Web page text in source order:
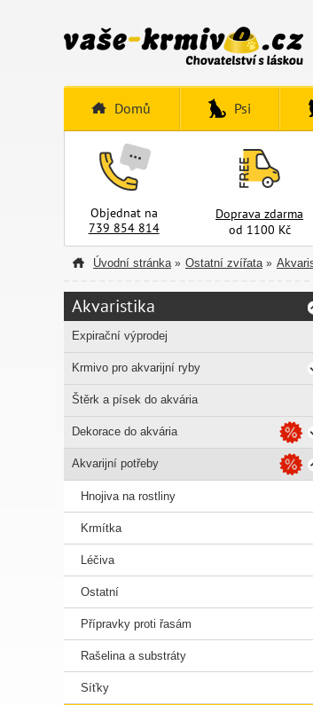
Domů Psi
Objednat na
739 854 814
Doprava zdarma
od 1100 Kč
Úvodní stránka » Ostatní zvířata »
Akvaristika
Expirační výprodej
Krmivo pro akvarijní ryby
Štěrk a písek do akvária
Dekorace do akvária
Akvarijní potřeby
Hnojiva na rostliny
Krmítka
Léčiva
Ostatní
Přípravky proti řasám
Rašelina a substráty
Síťky